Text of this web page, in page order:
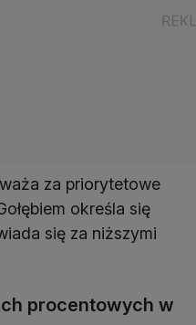
za priorytetowe
określa się
się za niższymi
procentowych w